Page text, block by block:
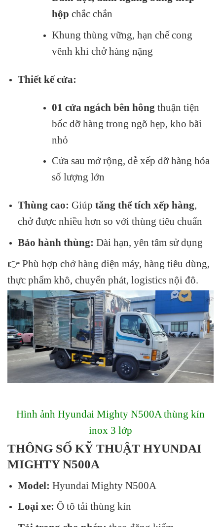
hộp chắc chắn
Khung thùng vững, hạn chế cong
vênh khi chở hàng nặng
Thiết kế cửa:
01 cửa ngách bên hông thuận tiện
bốc dỡ hàng trong ngõ hẹp, kho bãi
nhỏ
Cửa sau mở rộng, dễ xếp dỡ hàng hóa
số lượng lớn
Thùng cao: Giúp tăng thể tích xếp hàng,
chở được nhiều hơn so với thùng tiêu chuẩn
Bảo hành thùng: Dài hạn, yên tâm sử dụng
👉 Phù hợp chở hàng điện máy, hàng tiêu dùng,
thực phẩm khô, chuyển phát, logistics nội đô.
Hình ảnh Hyundai Mighty N500A thùng kín
inox 3 lớp
THÔNG SỐ KỸ THUẬT HYUNDAI
MIGHTY N500A
Model: Hyundai Mighty N500A
Loại xe: Ô tô tải thùng kín